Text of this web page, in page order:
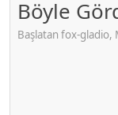
Böyle
Başlatan fox-gladio,